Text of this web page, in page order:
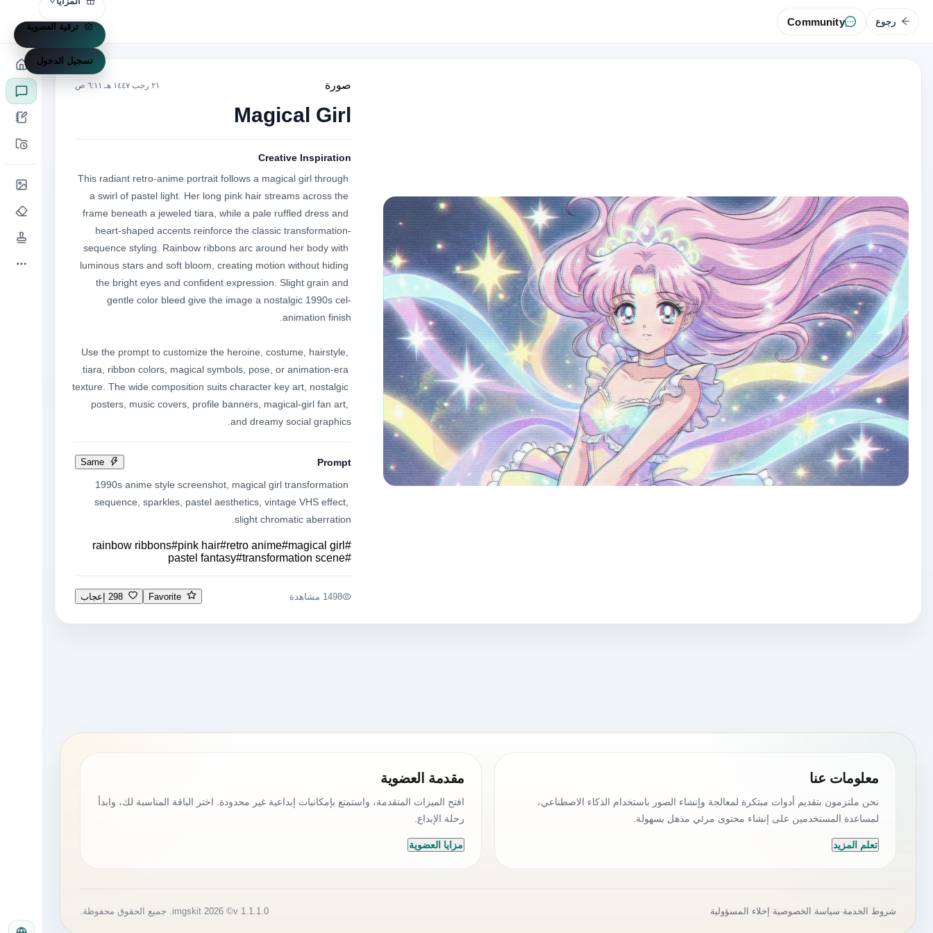
رجوع Community ترقية العضوية
تسجيل الدخول
صورة ٢١ رجب ١٤٤٧ هـ ٦:١١ ص
Magical Girl
Creative Inspiration
This radiant retro-anime portrait follows a magical girl through
a swirl of pastel light. Her long pink hair streams across the
frame beneath a jeweled tiara, while a pale ruffled dress and
heart-shaped accents reinforce the classic transformation-
sequence styling. Rainbow ribbons arc around her body with
luminous stars and soft bloom, creating motion without hiding
the bright eyes and confident expression. Slight grain and
gentle color bleed give the image a nostalgic 1990s cel-
Use the prompt to customize the heroine, costume, hairstyle,
tiara, ribbon colors, magical symbols, pose, or animation-era
texture. The wide composition suits character key art, nostalgic
posters, music covers, profile banners, magical-girl fan art,
and dreamy social graphics.
Prompt
Same
1990s anime style screenshot, magical girl transformation
sequence, sparkles, pastel aesthetics, vintage VHS effect,
slight chromatic aberration.
#
magical girl
#
retro anime
#
pink hair
#
rainbow ribbons
#
transformation scene
#
pastel fantasy
1498 مشاهدة Favorite 298 إعجاب
معلومات عنا
نحن ملتزمون بتقديم أدوات مبتكرة لمعالجة وإنشاء الصور باستخدام الذكاء الاصطناعي،
لمساعدة المستخدمين على إنشاء محتوى مرئي مذهل بسهولة.
تعلم المزيد
مقدمة العضوية
افتح الميزات المتقدمة، واستمتع بإمكانيات إبداعية غير محدودة. اختر الباقة المناسبة لك، وابدأ
رحلة الإبداع.
مزايا العضوية
شروط الخدمة·سياسة الخصوصية· إخلاء المسؤولية v 1.1.1.0© 2026 imgskit. جميع الحقوق محفوظة.